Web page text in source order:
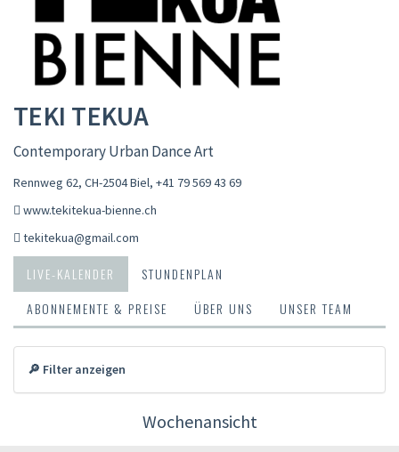
TEKI TEKUA
Contemporary Urban Dance Art
Rennweg 62, CH-2504 Biel, +41 79 569 43 69
www.tekitekua-bienne.ch
tekitekua@gmail.com
LIVE-KALENDER
STUNDENPLAN
ABONNEMENTE & PREISE
ÜBER UNS UNSER TEAM
🔎 Filter anzeigen
Wochenansicht